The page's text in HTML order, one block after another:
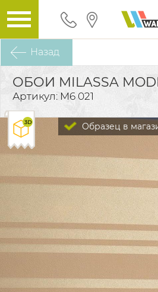
Назад
ОБОИ MILASSA
Артикул: M6 021
Образец в